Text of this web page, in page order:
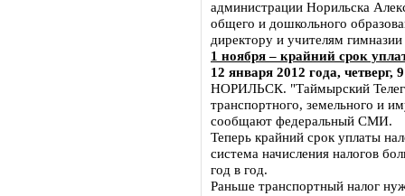
администрации Норильска
общего и дошкольного
директору и учителям
1 ноября – крайний срок
12 января 2012 года, четверг,
НОРИЛЬСК. "Таймырский
транспортного, земельного и
сообщают федеральный СМИ.
Теперь крайний срок уплаты
система начисления налогов
год в год.
Раньше транспортный налог